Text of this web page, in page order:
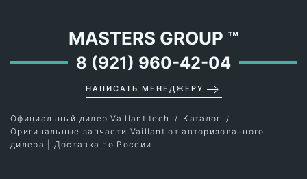
MASTERS GROUP ™
8 (921) 960-42-04
НАПИСАТЬ МЕНЕДЖЕРУ
Официальный дилер Vaillant.tech
Каталог
Оригинальные запчасти Vaillant от авторизованного
дилера | Доставка по России